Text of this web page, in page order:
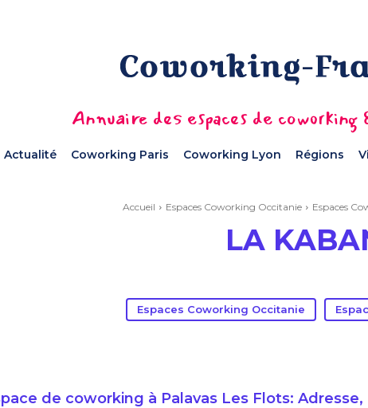
Annuaire des espaces de
Actualité Coworking Paris Coworking Lyon Régions
Accueil Espaces Coworking Occitanie Espaces
LA
Espaces Coworking Occitanie
de coworking à Palavas Les Flots: Adresse,